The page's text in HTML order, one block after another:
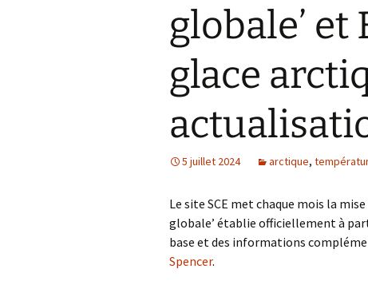
globale’ et
glace
5 juillet 2024 arctique,
Le site SCE met chaque mois la
globale’ établie officiellement à
base et des informations
Spencer.